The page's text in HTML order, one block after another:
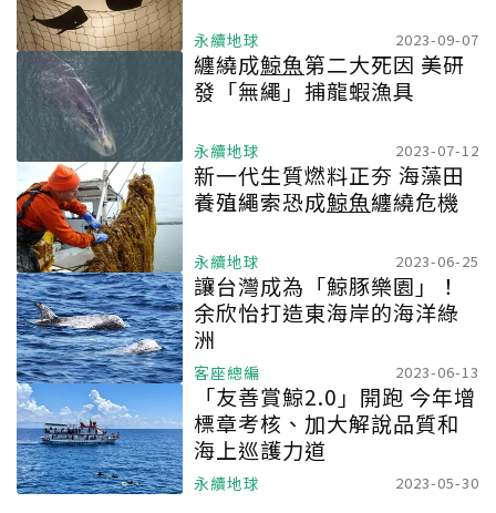
永續地球 2023-09-07
纏繞成鯨魚第二大死因 美研
發「無繩」捕龍蝦漁具
永續地球 2023-07-12
新一代生質燃料正夯 海藻田
養殖繩索恐成鯨魚纏繞危機
永續地球 2023-06-25
讓台灣成為「鯨豚樂園」！
余欣怡打造東海岸的海洋綠
洲
客座總編 2023-06-13
「友善賞鯨2.0」開跑 今年增
標章考核、加大解說品質和
海上巡護力道
永續地球 2023-05-30